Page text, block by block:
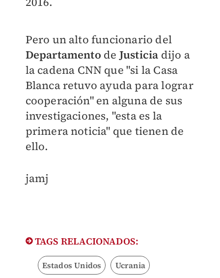
Pero un alto funcionario del
Departamento de Justicia dijo a
la cadena CNN que "si la Casa
Blanca retuvo ayuda para lograr
cooperación" en alguna de sus
investigaciones, "esta es la
primera noticia" que tienen de
ello.
jamj
TAGS RELACIONADOS:
Estados Unidos Ucrania